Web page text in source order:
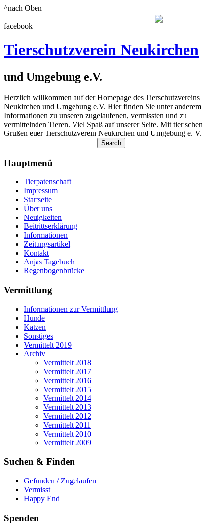
^nach Oben
facebook
Tierschutzverein Neukirchen
und Umgebung e.V.
Herzlich willkommen auf der Homepage des Tierschutzvereins
Neukirchen und Umgebung e.V. Hier finden Sie unter anderem
Informationen zu unseren zugelaufenen, vermissten und zu
vermittelnden Tieren. Viel Spaß auf unserer Seite. Mit tierischen
Grüßen euer Tierschutzverein Neukirchen und Umgebung e. V.
Hauptmenü
Tierpatenschaft
Impressum
Startseite
Über uns
Neuigkeiten
Beitrittserklärung
Informationen
Zeitungsartikel
Kontakt
Anjas Tagebuch
Regenbogenbrücke
Vermittlung
Informationen zur Vermittlung
Hunde
Katzen
Sonstiges
Vermittelt 2019
Archiv
Vermittelt 2018
Vermittelt 2017
Vermittelt 2016
Vermittelt 2015
Vermittelt 2014
Vermittelt 2013
Vermittelt 2012
Vermittelt 2011
Vermittelt 2010
Vermittelt 2009
Suchen & Finden
Gefunden / Zugelaufen
Vermisst
Happy End
Spenden